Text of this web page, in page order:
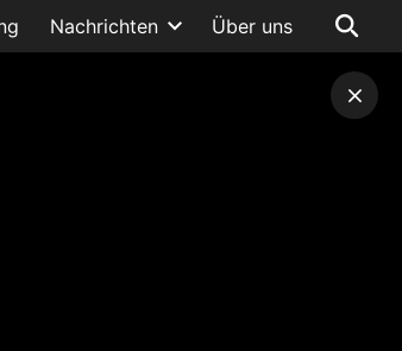
Nachrichten Über uns